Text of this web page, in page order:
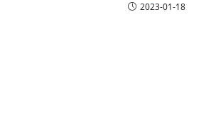
2023-01-18